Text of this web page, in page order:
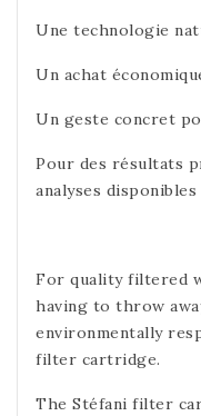
Une technologie
Un achat
Un geste concret
Pour des résultats
analyses
For quality filtered
having to throw
environmentally
filter cartridge.
The Stéfani filter